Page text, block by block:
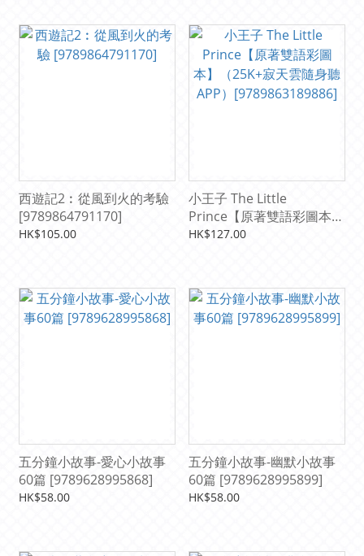
西遊記2︰從風到火的考驗
[9789864791170]
HK$105.00
小王子 The Little
Prince【原著雙語彩圖本】
（25K+寂天雲隨身聽
HK$127.00
五分鐘小故事-愛心小故事
60篇 [9789628995868]
HK$58.00
五分鐘小故事-幽默小故事
60篇 [9789628995899]
HK$58.00